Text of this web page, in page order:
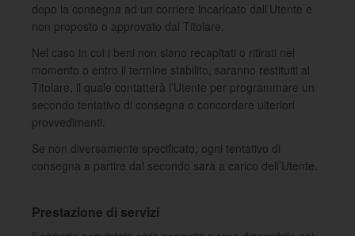
dopo la consegna ad un corriere incaricato dall’Utente e
non proposto o approvato dal Titolare.
Nel caso in cui i beni non siano recapitati o ritirati nel
momento o entro il termine stabilito, saranno restituiti al
Titolare, il quale contatterà l’Utente per programmare un
secondo tentativo di consegna o concordare ulteriori
provvedimenti.
Se non diversamente specificato, ogni tentativo di
consegna a partire dal secondo sarà a carico dell’Utente.
Prestazione di servizi